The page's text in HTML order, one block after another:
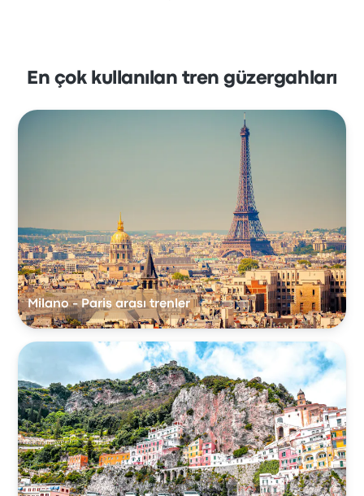
En çok kullanılan tren güzergahları
Milano - Paris arası trenler